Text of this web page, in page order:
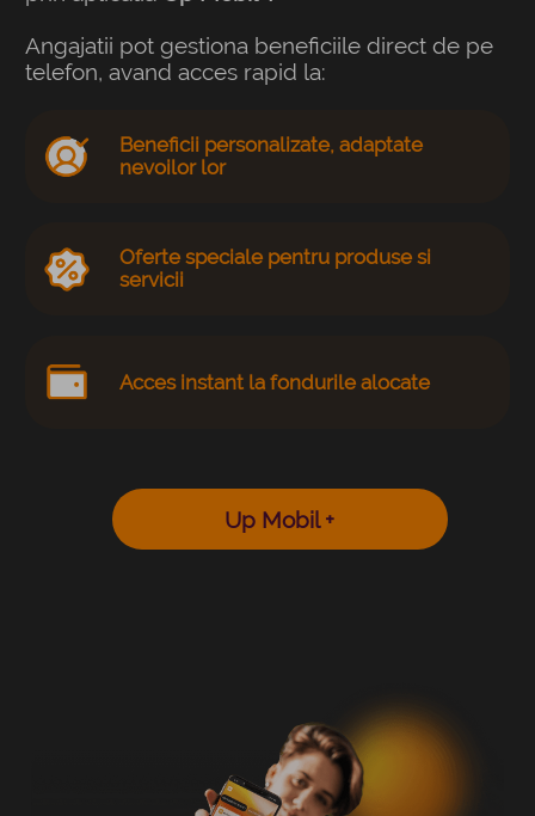
Angajatii pot gestiona beneficiile direct de pe
telefon, avand acces rapid la:
Beneficii personalizate, adaptate
nevoilor lor
Oferte speciale pentru produse si
servicii
Acces instant la fondurile alocate
Up Mobil +